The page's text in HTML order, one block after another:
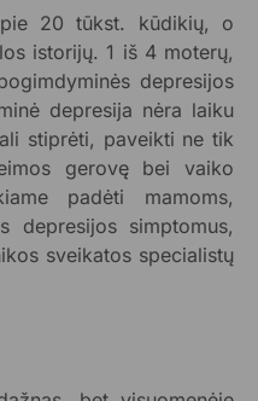
20 tūkst. kūdikių, o
istorijų. 1 iš 4 moterų,
depresijos
depresija nėra laiku
stiprėti, paveikti ne tik
gerovę bei vaiko
padėti mamoms,
depresijos simptomus,
sveikatos specialistų